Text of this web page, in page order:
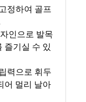
정하여 골프
인으로 발목
즐기실 수 있
력으로 휘두
어 멀리 날아